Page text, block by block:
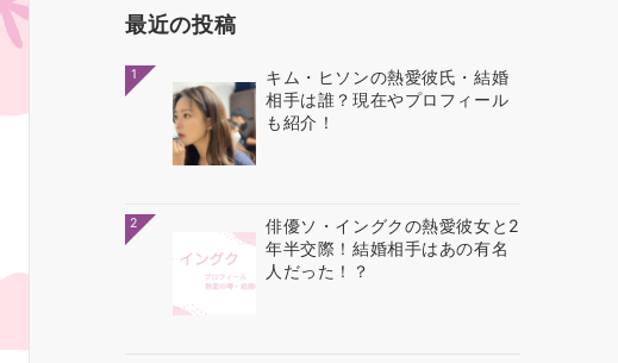
最近の投稿
1
キム・ヒソンの熱愛彼氏・結婚
相手は誰？現在やプロフィール
も紹介！
2
俳優ソ・イングクの熱愛彼女と2
年半交際！結婚相手はあの有名
人だった！？